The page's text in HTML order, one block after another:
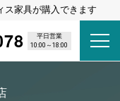
ス家具が購入できます
平日営業
10:00～18:00